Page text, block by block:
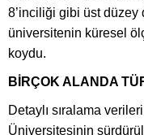
8’inciliği gibi üst
üniversitenin küresel
koydu.
BİRÇOK ALANDA
Detaylı sıralama
Üniversitesinin